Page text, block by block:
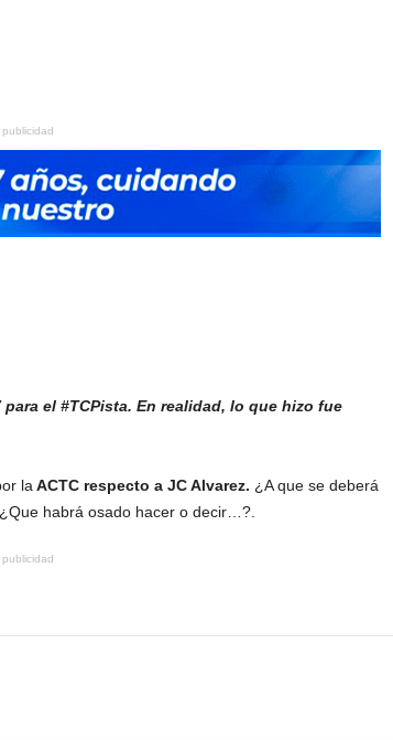
publicidad
el #TCPista. En realidad, lo que hizo fue
la ACTC respecto a JC Alvarez. ¿A que se deberá
habrá osado hacer o decir…?.
publicidad